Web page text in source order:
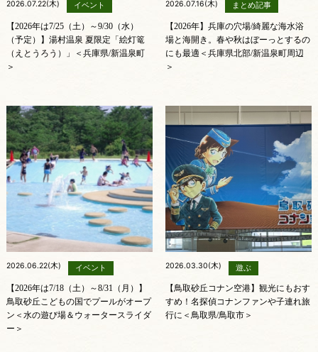
2026.07.22(木) イベント
【2026年は7/25（土）～9/30（水）
（予定）】湯村温泉 夏限定「絵灯篭
（えとうろう）」＜兵庫県/新温泉町
＞
2026.07.16(木) まとめ記事
【2026年】兵庫の穴場/綺麗な海水浴
場と海開き。春や秋はぼーっとするの
にも最適＜兵庫県北部/新温泉町周辺
＞
2026.06.22(木) イベント
【2026年は7/18（土）～8/31（月）】
鳥取砂丘こどもの国でプールがオープ
ン＜水の遊び場＆ウォータースライダ
ー＞
2026.03.30(木) 遊ぶ
【鳥取砂丘コナン空港】観光にもおす
すめ！名探偵コナンファンや子連れ旅
行に＜鳥取県/鳥取市＞